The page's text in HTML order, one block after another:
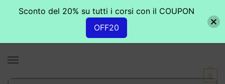
0
Sconto del 20% su tutti i corsi con il COUPON
OFF20